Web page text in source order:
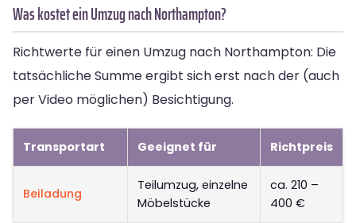
Was kostet ein Umzug nach Northampton?
Richtwerte für einen Umzug nach Northampton: Die
tatsächliche Summe ergibt sich erst nach der (auch
per Video möglichen) Besichtigung.
Transportart Geeignet für Richtpreis
Beiladung
Teilumzug, einzelne
Möbelstücke
ca. 210 –
400 €